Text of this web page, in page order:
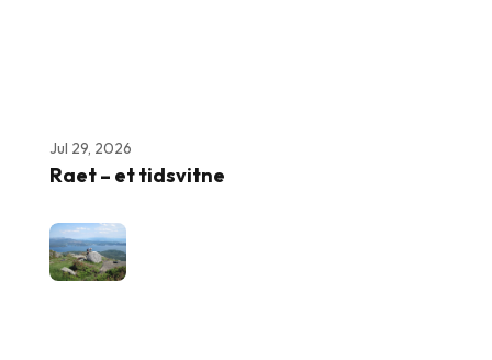
Jul 29, 2026
Raet – et tidsvitne